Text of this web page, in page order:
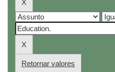
Retornar valores